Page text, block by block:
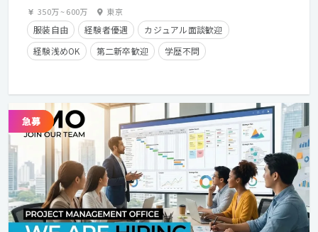
350万~600万 東京
服装自由 経験者優遇
カジュアル面談歓迎
経験浅めOK
第二新卒歓迎
学歴不問
在宅勤務可
クライアントとの直接取引多数